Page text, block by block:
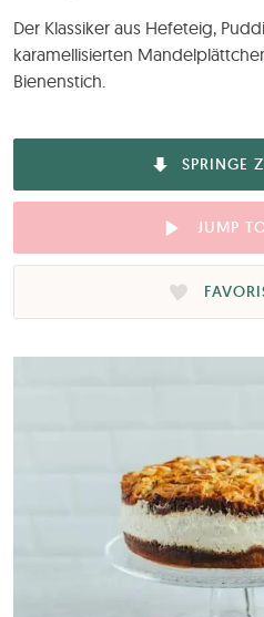
Der Klassiker aus Hefeteig,
karamellisierten
Bienenstich.
SPRINGE
JUMP